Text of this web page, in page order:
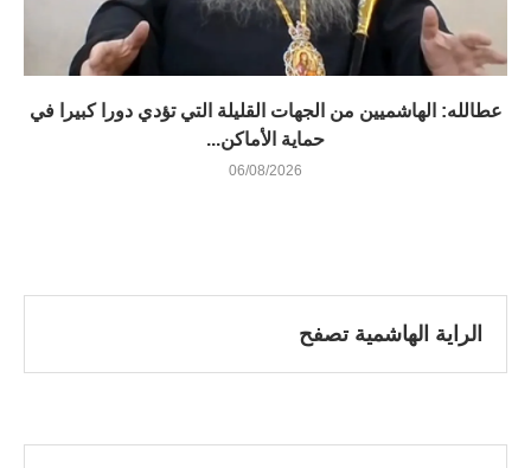
عطالله: الهاشميين من الجهات القليلة التي تؤدي دورا كبيرا في
حماية الأماكن...
06/08/2026
الراية الهاشمية تصفح